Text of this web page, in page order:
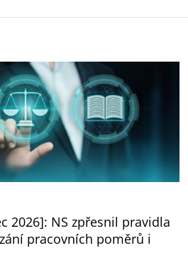
2026]: NS zpřesnil pravidla
pracovních poměrů i